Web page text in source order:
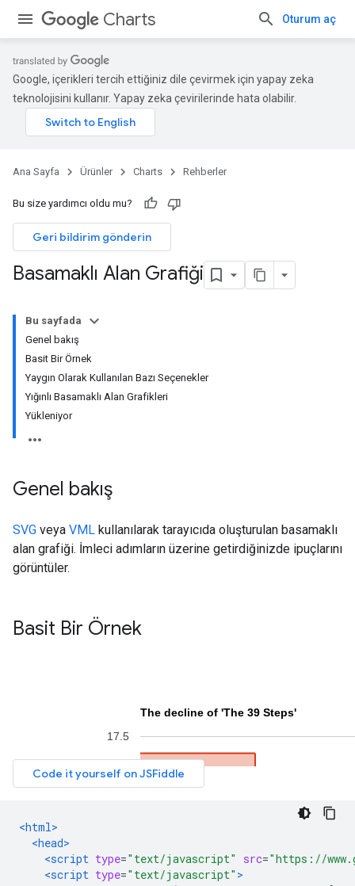
Charts Oturum aç
Google, içerikleri tercih ettiğiniz dile çevirmek için yapay zeka
teknolojisini kullanır. Yapay zeka çevirilerinde hata olabilir.
Ana Sayfa Ürünler Charts Rehberler
Bu size yardımcı oldu mu?
Geri bildirim gönderin
Basamaklı Alan Grafiği
Bu sayfada
Genel bakış
Basit Bir Örnek
Yaygın Olarak Kullanılan Bazı Seçenekler
Yığınlı Basamaklı Alan Grafikleri
Yükleniyor
Genel bakış
SVG veya VML kullanılarak tarayıcıda oluşturulan basamaklı
alan grafiği. İmleci adımların üzerine getirdiğinizde ipuçlarını
görüntüler.
Basit Bir Örnek
<html>
<head>
<script type="text/javascript" src="https://
<script type="text/javascript" >